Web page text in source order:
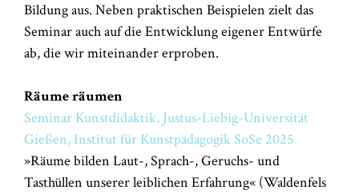
Bildung aus. Neben praktischen Beispielen zielt das
Seminar auch auf die Entwicklung eigener Entwürfe
ab, die wir miteinander erproben.
Räume räumen
Seminar Kunstdidaktik, Justus-Liebig-Universität
Gießen, Institut für Kunstpädagogik SoSe 2025
»Räume bilden Laut-, Sprach-, Geruchs- und
Tasthüllen unserer leiblichen Erfahrung« (Waldenfels